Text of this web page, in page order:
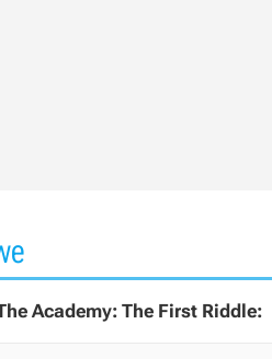
Academy: The First Riddle: